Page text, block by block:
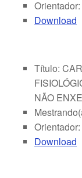
Download
Título:
NÃO
Download